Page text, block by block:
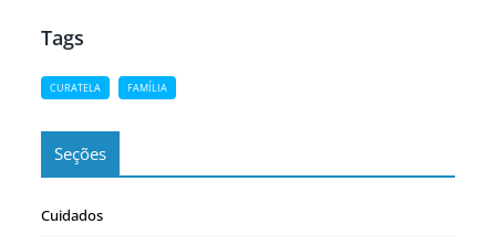
Tags
CURATELA FAMÍLIA
Seções
Cuidados